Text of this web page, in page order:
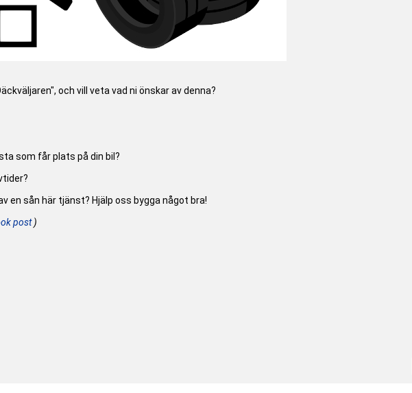
och vill veta vad ni önskar av denna?
som får plats på din bil?
en sån här tjänst? Hjälp oss bygga något bra!
post)